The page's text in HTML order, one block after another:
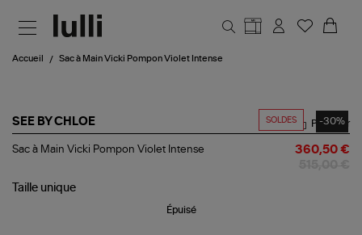
Accueil Sac à Main Vicki Pompon Violet Intense
SOLDES -30%
SEE BY CHLOE
Sac
Vicki
Partager
Sac à Main Vicki Pompon Violet Intense 360,50 €
Taille unique
Épuisé